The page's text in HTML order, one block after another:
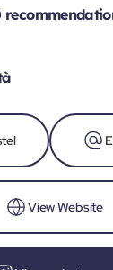
View Website